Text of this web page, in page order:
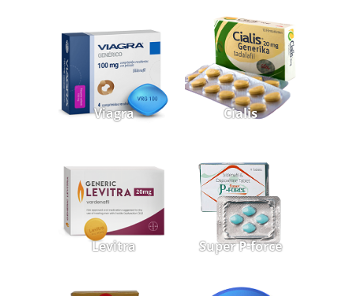
Viagra Cialis
Levitra Super P-force